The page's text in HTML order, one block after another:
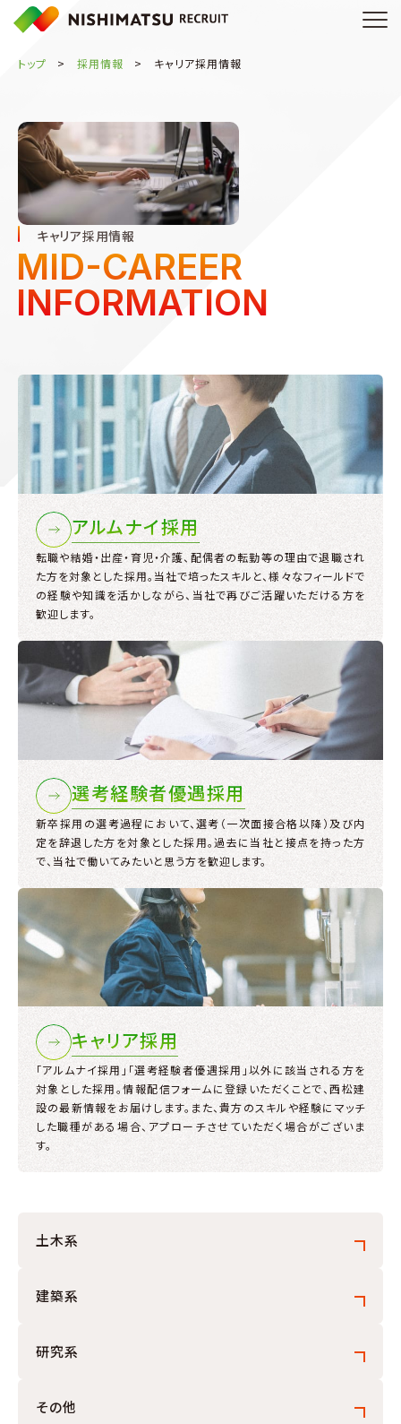
トップ 採用情報 キャリア採用情報
キャリア採用情報
MID-CAREER
INFORMATION
アルムナイ採用
転職や結婚・出産・育児・介護、配偶者の転勤等の理由で退職され
た方を対象とした採用。当社で培ったスキルと、様々なフィールドで
の経験や知識を活かしながら、当社で再びご活躍いただける方を
歓迎します。
選考経験者優遇採用
新卒採用の選考過程において、選考（一次面接合格以降）及び内
定を辞退した方を対象とした採用。過去に当社と接点を持った方
で、当社で働いてみたいと思う方を歓迎します。
キャリア採用
「アルムナイ採用」「選考経験者優遇採用」以外に該当される方を
対象とした採用。情報配信フォームに登録いただくことで、西松建
設の最新情報をお届けします。また、貴方のスキルや経験にマッチ
した職種がある場合、アプローチさせていただく場合がございま
す。
土木系
建築系
研究系
その他